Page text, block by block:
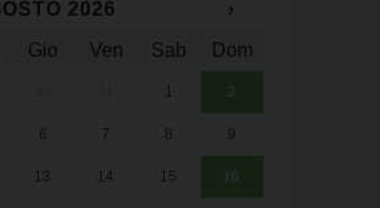
2026
›
Gio Ven Sab Dom
1 2
6 7 8 9
13 14 15 16